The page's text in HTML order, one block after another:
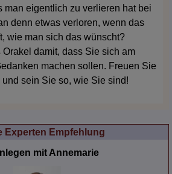
man eigentlich zu verlieren hat bei
denn etwas verloren, wenn das
wie man sich das wünscht?
damit, dass Sie sich am
machen sollen. Freuen Sie
sein Sie so, wie Sie sind!
Experten Empfehlung
Annemarie